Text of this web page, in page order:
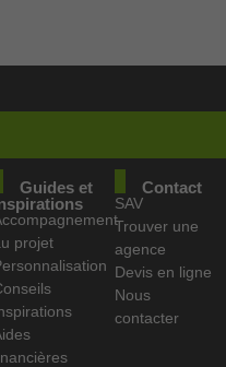
Guides et
projet
Contact
SAV
Trouver une
agence
Devis en ligne
Nous
contacter